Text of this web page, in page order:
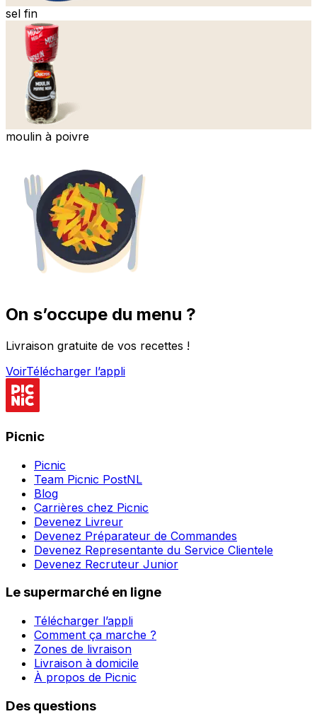
sel fin
moulin à poivre
On s’occupe du menu ?
Livraison gratuite de vos recettes !
VoirTélécharger l’appli
Picnic
Picnic
Team Picnic PostNL
Blog
Carrières chez Picnic
Devenez Livreur
Devenez Préparateur de Commandes
Devenez Representante du Service Clientele
Devenez Recruteur Junior
Le supermarché en ligne
Télécharger l’appli
Comment ça marche ?
Zones de livraison
Livraison à domicile
À propos de Picnic
Des questions